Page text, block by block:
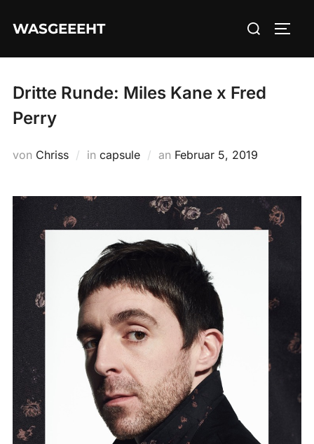
InhaltWASGEEEHT
Suchen
Dritte Runde: Miles Kane x Fred
Perry
von Chriss in capsule an Veröffentlicht
Februar 5, 2019